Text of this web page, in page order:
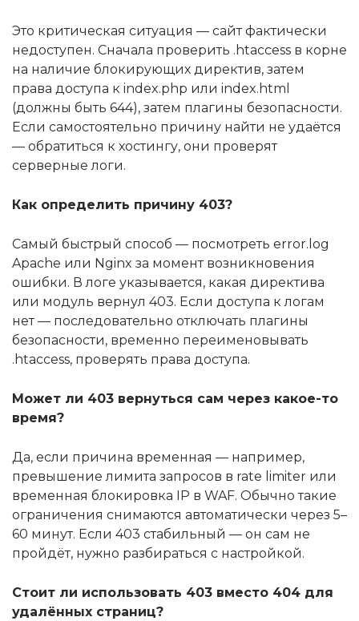
Это критическая ситуация — сайт фактически
недоступен. Сначала проверить .htaccess в корне
на наличие блокирующих директив, затем
права доступа к index.php или index.html
(должны быть 644), затем плагины безопасности.
Если самостоятельно причину найти не удаётся
— обратиться к хостингу, они проверят
серверные логи.
Как определить причину 403?
Самый быстрый способ — посмотреть error.log
Apache или Nginx за момент возникновения
ошибки. В логе указывается, какая директива
или модуль вернул 403. Если доступа к логам
нет — последовательно отключать плагины
безопасности, временно переименовывать
.htaccess, проверять права доступа.
Может ли 403 вернуться сам через какое-то
время?
Да, если причина временная — например,
превышение лимита запросов в rate limiter или
временная блокировка IP в WAF. Обычно такие
ограничения снимаются автоматически через 5–
60 минут. Если 403 стабильный — он сам не
пройдёт, нужно разбираться с настройкой.
Стоит ли использовать 403 вместо 404 для
удалённых страниц?